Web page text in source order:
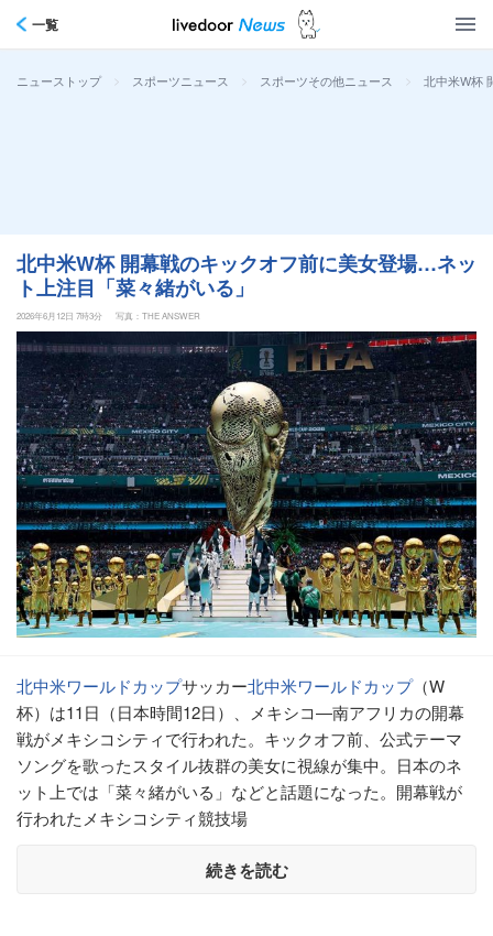
一覧
ニューストップ > スポーツニュース > スポーツその他ニュース > 北中米W杯
北中米W杯 開幕戦のキックオフ前に美女登場…ネッ
ト上注目「菜々緒がいる」
2026年6月12日 7時3分 写真：THE ANSWER
北中米ワールドカップサッカー北中米ワールドカップ（W
杯）は11日（日本時間12日）、メキシコ―南アフリカの開幕
戦がメキシコシティで行われた。キックオフ前、公式テーマ
ソングを歌ったスタイル抜群の美女に視線が集中。日本のネ
ット上では「菜々緒がいる」などと話題になった。開幕戦が
行われたメキシコシティ競技場
続きを読む